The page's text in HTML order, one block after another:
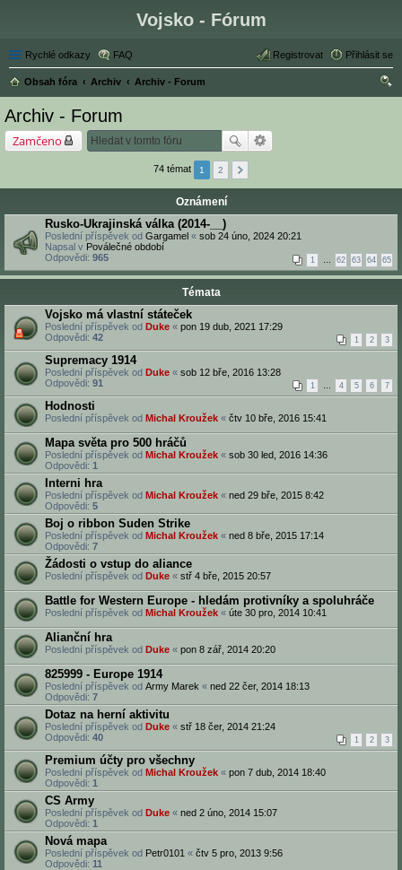
Vojsko - Fórum
Rychlé odkazy FAQ Přihlásit se
Registrovat
Obsah fóra Archiv
Archiv - Forum
Archiv - Forum
Zamčeno
74 témat 1 2
Oznámení
Rusko-Ukrajinská válka (2014-__)
Poslední příspěvek od Gargamel « sob 24 úno, 2024 20:21
Napsal v Poválečné období
Odpovědi: 965 1 … 62 63 64 65
Témata
Vojsko má vlastní státeček
Poslední příspěvek od Duke « pon 19 dub, 2021 17:29
Odpovědi: 42 1 2 3
Supremacy 1914
Poslední příspěvek od Duke « sob 12 bře, 2016 13:28
Odpovědi: 91 1 … 4 5 6 7
Hodnosti
Poslední příspěvek od Michal Kroužek « čtv 10 bře, 2016 15:41
Mapa světa pro 500 hráčů
Poslední příspěvek od Michal Kroužek « sob 30 led, 2016 14:36
Odpovědi: 1
Interni hra
Poslední příspěvek od Michal Kroužek « ned 29 bře, 2015 8:42
Odpovědi: 5
Boj o ribbon Suden Strike
Poslední příspěvek od Michal Kroužek « ned 8 bře, 2015 17:14
Odpovědi: 7
Žádosti o vstup do aliance
Poslední příspěvek od Duke « stř 4 bře, 2015 20:57
Battle for Western Europe - hledám protivníky a spoluhráče
Poslední příspěvek od Michal Kroužek « úte 30 pro, 2014 10:41
Alianční hra
Poslední příspěvek od Duke « pon 8 zář, 2014 20:20
825999 - Europe 1914
Poslední příspěvek od Army Marek « ned 22 čer, 2014 18:13
Odpovědi: 7
Dotaz na herní aktivitu
Poslední příspěvek od Duke « stř 18 čer, 2014 21:24
Odpovědi: 40 1 2 3
Premium účty pro všechny
Poslední příspěvek od Michal Kroužek « pon 7 dub, 2014 18:40
Odpovědi: 1
CS Army
Poslední příspěvek od Duke « ned 2 úno, 2014 15:07
Odpovědi: 1
Nová mapa
Poslední příspěvek od Petr0101 « čtv 5 pro, 2013 9:56
Odpovědi: 11